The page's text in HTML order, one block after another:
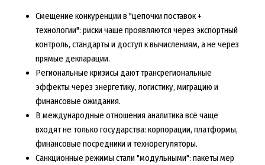
Смещение конкуренции в "цепочки поставок +
технологии": риски чаще проявляются через экспортный
контроль, стандарты и доступ к вычислениям, а не через
прямые декларации.
Региональные кризисы дают трансрегиональные
эффекты через энергетику, логистику, миграцию и
финансовые ожидания.
В международные отношения аналитика всё чаще
входят не только государства: корпорации, платформы,
финансовые посредники и технорегуляторы.
Санкционные режимы стали "модульными": пакеты мер